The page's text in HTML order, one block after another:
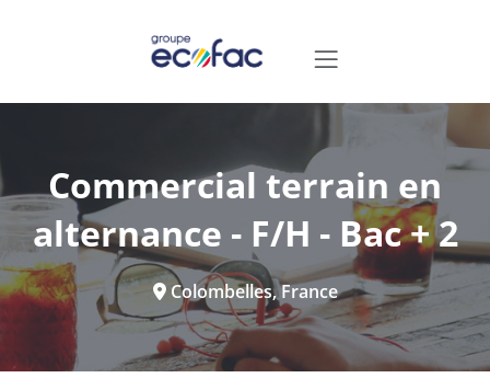
Commercial terrain en
alternance - F/H - Bac + 2
Colombelles, France